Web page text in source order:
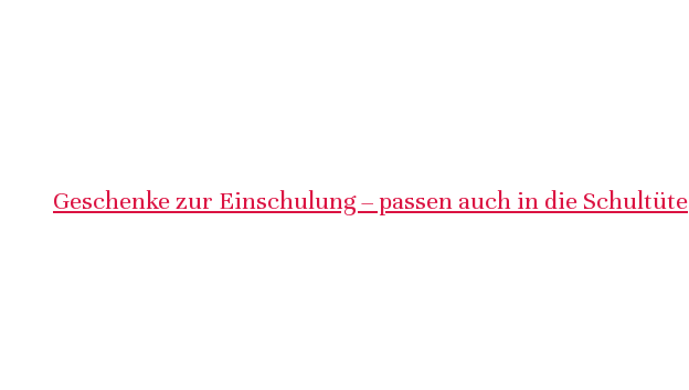
Geschenke zur Einschulung – passen auch in die Schultüte